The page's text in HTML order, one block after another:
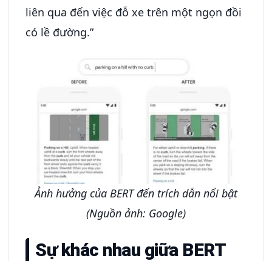
liên qua đến việc đỗ xe trên một ngọn đồi
có lề đường.”
Ảnh hưởng của BERT đến trích dẫn nổi bật
(Nguồn ảnh: Google)
Sự khác nhau giữa BERT